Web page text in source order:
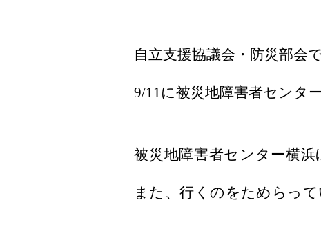
自立支援協議会・防災部会
9/11に被災地障害者センタ
被災地障害者センター横
また、行くのをためらっ